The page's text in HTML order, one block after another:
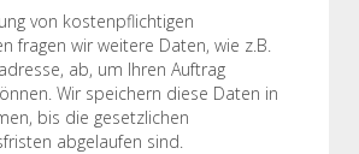
von kostenpflichtigen
fragen wir weitere Daten, wie z.B.
ab, um Ihren Auftrag
Wir speichern diese Daten in
bis die gesetzlichen
abgelaufen sind.